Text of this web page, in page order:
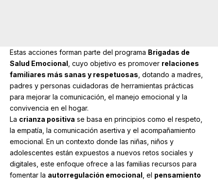
Estas acciones forman parte del programa Brigadas de
Salud Emocional , cuyo objetivo es promover relaciones
familiares más sanas y respetuosas , dotando a madres,
padres y personas cuidadoras de herramientas prácticas
para mejorar la comunicación, el manejo emocional y la
convivencia en el hogar.
La crianza positiva se basa en principios como el respeto,
la empatía, la comunicación asertiva y el acompañamiento
emocional. En un contexto donde las niñas, niños y
adolescentes están expuestos a nuevos retos sociales y
digitales, este enfoque ofrece a las familias recursos para
fomentar la autorregulación emocional , el pensamiento